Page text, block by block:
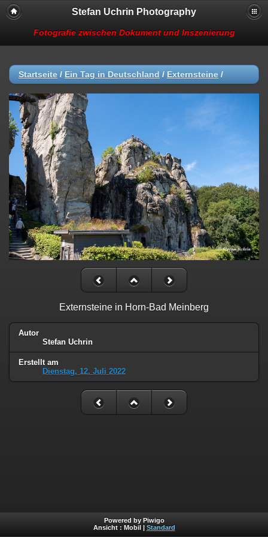
Stefan Uchrin Photography
Fotografie zwischen Dokument und Inszenierung
Startseite / Ein Tag in Deutschland / Externsteine /
Externsteine in Horn-Bad Meinberg
Autor
Stefan Uchrin
Erstellt am
Dienstag, 12. Juli 2022
Powered by Piwigo
Ansicht : Mobil Standard